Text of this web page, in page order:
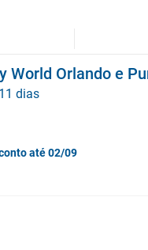
World Orlando e
dias
até 02/09